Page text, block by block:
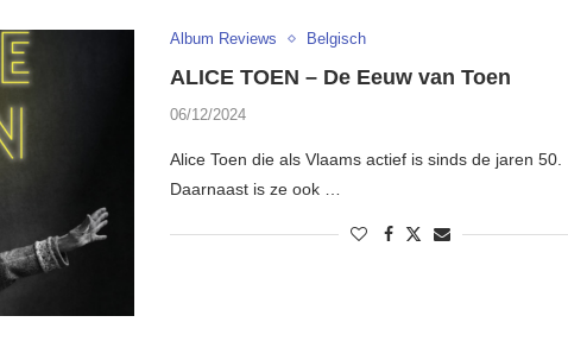
Album Reviews Belgisch
ALICE TOEN – De Eeuw van Toen
06/12/2024
Alice Toen die als Vlaams actief is sinds de jaren 50.
Daarnaast is ze ook …